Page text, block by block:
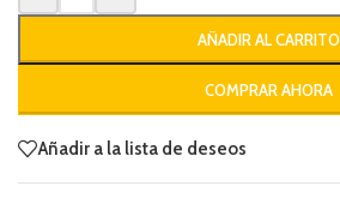
AÑADIR AL CARRITO
COMPRAR AHORA
Añadir a la lista de deseos